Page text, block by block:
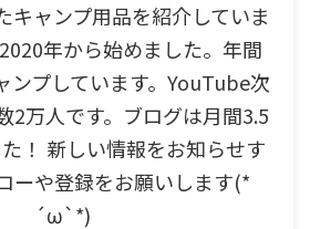
キャンプ用品を紹介していま
年から始めました。年間
ンプしています。YouTube次
2万人です。ブログは月間3.5
！ 新しい情報をお知らせす
ーや登録をお願いします(*
´ω`*)